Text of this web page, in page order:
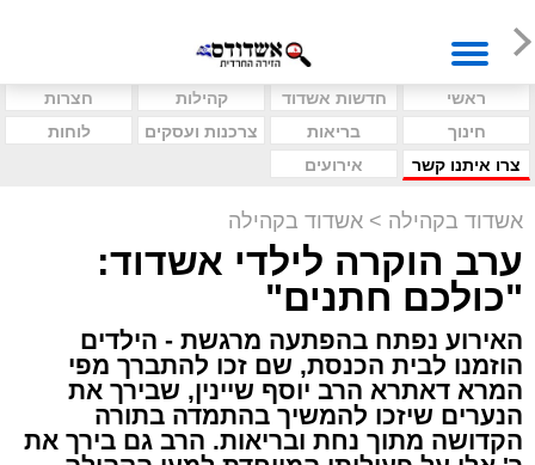
ראשי חדשות אשדוד קהילות
חצרות
חינוך
בריאות צרכנות ועסקים
לוחות
צרו איתנו קשר
אירועים
אשדוד בקהילה > אשדוד בקהילה
ערב הוקרה לילדי אשדוד:
"כולכם חתנים"
האירוע נפתח בהפתעה מרגשת - הילדים
הוזמנו לבית הכנסת, שם זכו להתברך מפי
המרא דאתרא הרב יוסף שיינין, שבירך את
הנערים שיזכו להמשיך בהתמדה בתורה
הקדושה מתוך נחת ובריאות. הרב גם בירך את